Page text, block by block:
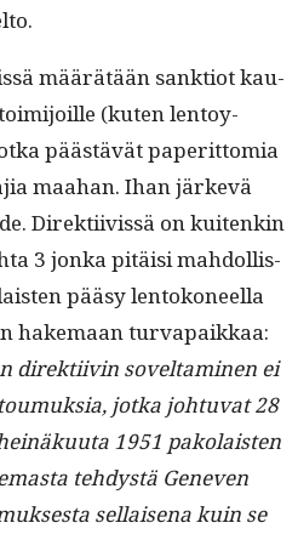
määrätään sank­tiot kau­
(kuten lentoy­
päästävät paperit­to­mia
maa­han. Ihan järkevä
Direk­ti­ivis­sä on kuitenkin
3 jon­ka pitäisi mah­dol­lis­
pääsy lentokoneel­la
hake­maan turvapaikkaa:
direk­ti­ivin sovelt­a­mi­nen ei
jot­ka johtu­vat 28
1951 pako­lais­ten
tehdys­tä Gen­even
sel­l­aise­na kuin se